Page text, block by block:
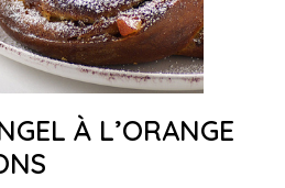
À L’ORANGE